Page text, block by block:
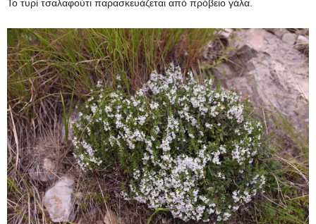
Το τυρί τσαλαφούτι παρασκευάζεται από πρόβειο γάλα.